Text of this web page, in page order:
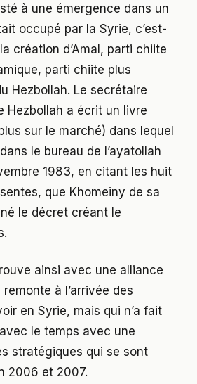
à une émergence dans un
occupé par la Syrie, c’est-
création d’Amal, parti chiite
parti chiite plus
Hezbollah. Le secrétaire
Hezbollah a écrit un livre
sur le marché) dans lequel
le bureau de l’ayatollah
1983, en citant les huit
que Khomeiny de sa
le décret créant le
ainsi avec une alliance
à l’arrivée des
en Syrie, mais qui n’a fait
le temps avec une
stratégiques qui se sont
2006 et 2007.